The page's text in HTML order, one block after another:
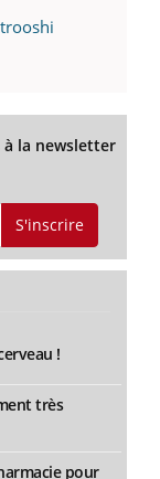
à la newsletter
S'inscrire
!
très
pour